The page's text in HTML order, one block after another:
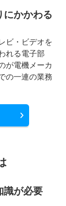
にかかわる
ビ・ビデオを
れる電子部
が電機メーカ
の一連の業務
識が必要